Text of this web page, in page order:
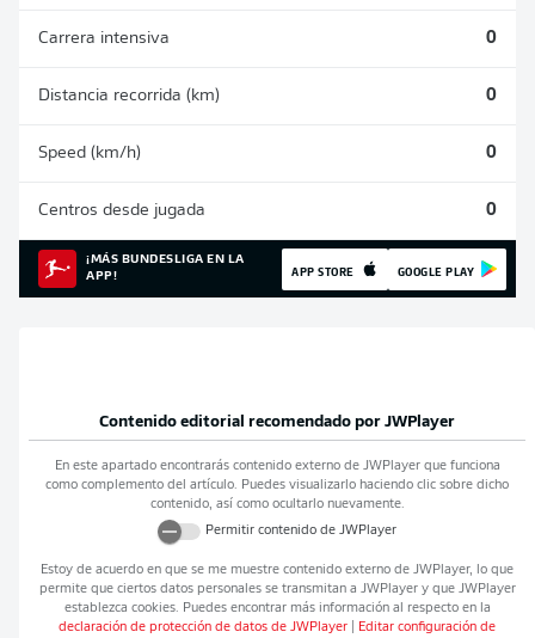
Carrera intensiva 0
Distancia recorrida (km) 0
Speed (km/h) 0
Centros desde jugada 0
¡MÁS BUNDESLIGA EN LA
APP!
APP STORE GOOGLE PLAY
Contenido editorial recomendado por JWPlayer
En este apartado encontrarás contenido externo de JWPlayerque funciona
como complemento del artículo. Puedes visualizarlo haciendo clic sobre dicho
contenido, así como ocultarlo nuevamente.
Permitir contenido de JWPlayer
Estoy de acuerdo en que se me muestre contenido externo de JWPlayer, lo que
permite que ciertos datos personales se transmitan a JWPlayery que JWPlayer
establezca cookies. Puedes encontrar más información al respecto en la
declaración de protección de datos de JWPlayer
Editar configuración de